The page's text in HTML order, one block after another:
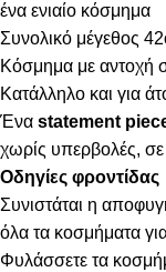
ένα ενιαίο κόσμημα
Συνολικό μέγεθος
Κόσμημα με αντοχή
Κατάλληλο και για
Ένα statement
χωρίς υπερβολές,
Οδηγίες φροντίδας
Συνιστάται η
όλα τα κοσμήματα
Φυλάσσετε τα